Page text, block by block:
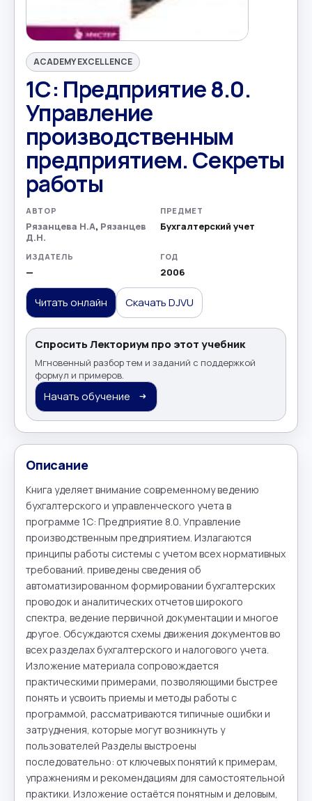
ACADEMY EXCELLENCE
1С: Предприятие 8.0.
Управление
производственным
предприятием. Секреты
работы
АВТОР
Рязанцева Н.А, Рязанцев
Д.Н.
ПРЕДМЕТ
Бухгалтерский учет
ИЗДАТЕЛЬ
—
ГОД
2006
Читать онлайн Скачать DJVU
Спросить Лекториум про этот учебник
Мгновенный разбор тем и заданий с поддержкой
формул и примеров.
Начать обучение
Описание
Книга уделяет внимание современному ведению
бухгалтерского и управленческого учета в
программе 1С: Предприятие 8.0. Управление
производственным предприятием. Излагаются
принципы работы системы с учетом всех нормативных
требований. приведены сведения об
автоматизированном формировании бухгалтерских
проводок и аналитических отчетов широкого
спектра, ведение первичной документации и многое
другое. Обсуждаются схемы движения документов во
всех разделах бухгалтерского и налогового учета.
Изложение материала сопровождается
практическими примерами, позволяющими быстрее
понять и усвоить приемы и методы работы с
программой, рассматриваются типичные ошибки и
затруднения, которые могут возникнуть у
пользователей Разделы выстроены
последовательно: от ключевых понятий к примерам,
упражнениям и рекомендациям для самостоятельной
практики. Изложение остаётся понятным и деловым,